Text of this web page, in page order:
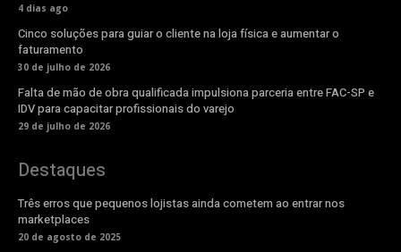
4 dias ago
Cinco soluções para guiar o cliente na loja física e aumentar o
faturamento
30 de julho de 2026
Falta de mão de obra qualificada impulsiona parceria entre FAC-SP e
IDV para capacitar profissionais do varejo
29 de julho de 2026
Destaques
Três erros que pequenos lojistas ainda cometem ao entrar nos
marketplaces
20 de agosto de 2025